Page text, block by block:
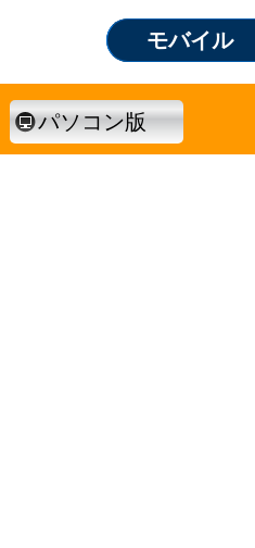
モバイル
パソコン版